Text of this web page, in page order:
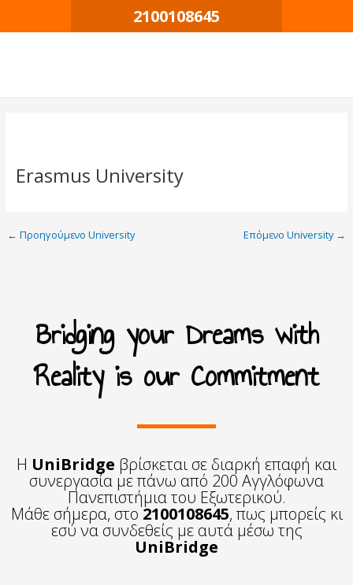
2100108645
Erasmus University
← Προηγούμενο University Επόμενο University →
Bridging your Dreams with
Reality is our Commitment
Η UniBridge βρίσκεται σε διαρκή επαφή και
συνεργασία με πάνω από 200 Αγγλόφωνα
Πανεπιστήμια του Εξωτερικού.
Μάθε σήμερα, στο2100108645, πως μπορείς κι
εσύ να συνδεθείς με αυτά μέσω της
UniBridge